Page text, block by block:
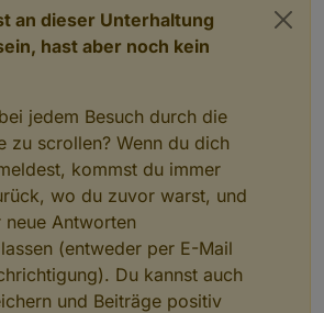
an dieser Unterhaltung
hast aber noch kein
jedem Besuch durch die
zu scrollen? Wenn du dich
kommst du immer
wo du zuvor warst, und
Antworten
(entweder per E-Mail
Du kannst auch
und Beiträge positiv